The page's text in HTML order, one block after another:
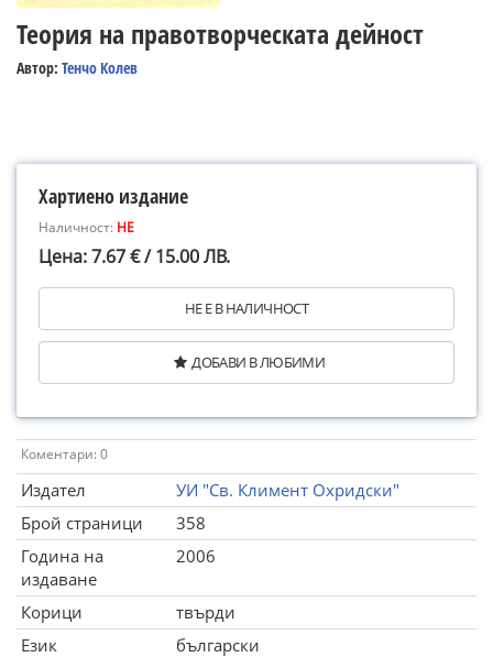
Теория на правотворческата дейност
Автор: Тенчо Колев
Хартиено издание
Наличност: НЕ
Цена: 7.67 € / 15.00 ЛВ.
НЕ Е В НАЛИЧНОСТ
ДОБАВИ В ЛЮБИМИ
Коментари: 0
Издател
УИ "Св. Климент Охридски"
Брой страници
358
Година на
издаване
2006
Корици
твърди
Език
български